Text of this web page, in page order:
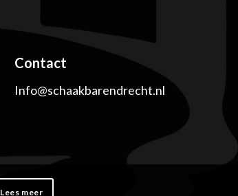
Contact
Info@schaakbarendrecht.nl
Lees meer